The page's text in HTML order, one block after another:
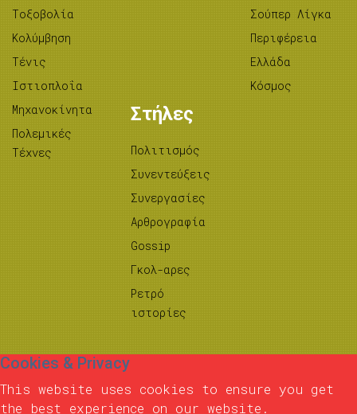
Tοξοβολία
Κολύμβηση
Τένις
Ιστιοπλοΐα
Μηχανοκίνητα
Πολεμικές
Τέχνες
Σούπερ Λίγκα
Περιφέρεια
Ελλάδα
Κόσμος
Στήλες
Πολιτισμός
Συνεντεύξεις
Συνεργασίες
Αρθρογραφία
Gossip
Γκολ-αρες
Ρετρό
ιστορίες
Cookies & Privacy
This website uses cookies to ensure you get
the best experience on our website.